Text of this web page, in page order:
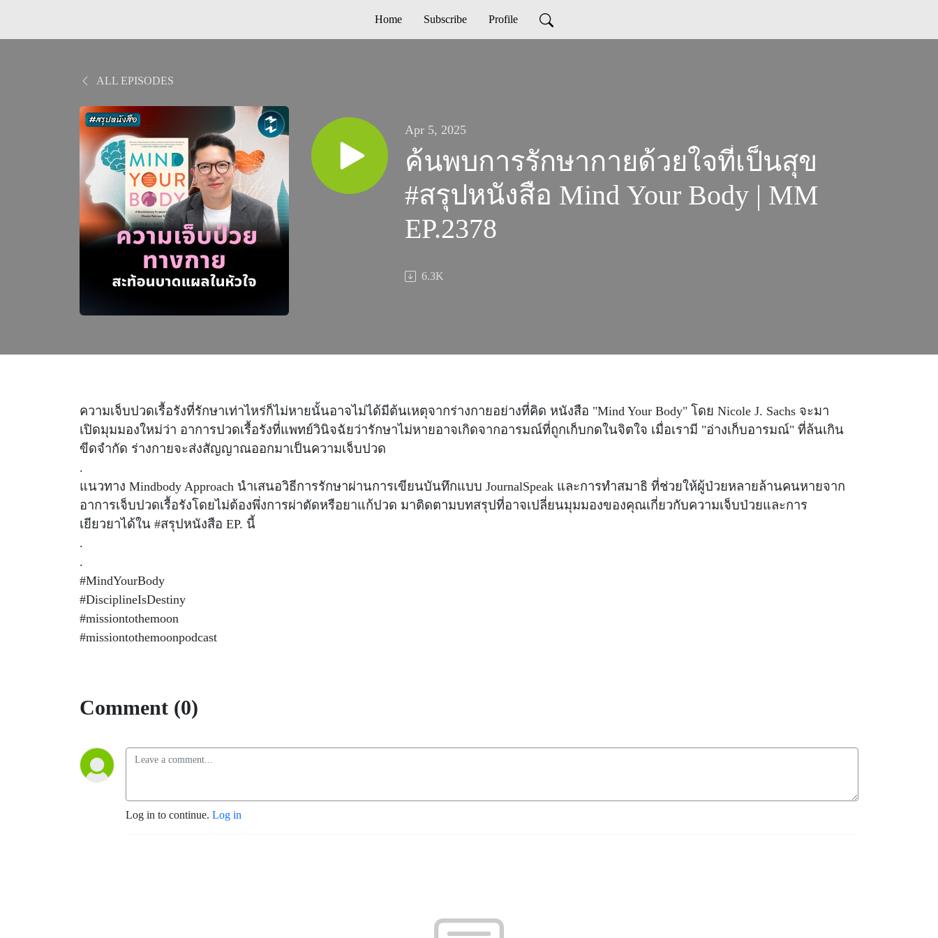
Home Subscribe Profile
ALL EPISODES
Apr 5, 2025
ค้นพบการรักษากายด้วยใจที่เป็นสุข
#สรุปหนังสือ Mind Your Body | MM
EP.2378
6.3K
ความเจ็บปวดเรื้อรังที่รักษาเท่าไหร่ก็ไม่หายนั้นอาจไม่ได้มีต้นเหตุจากร่างกายอย่างที่คิด หนังสือ "Mind Your Body" โดย Nicole J. Sachs จะมา
เปิดมุมมองใหม่ว่า อาการปวดเรื้อรังที่แพทย์วินิจฉัยว่ารักษาไม่หายอาจเกิดจากอารมณ์ที่ถูกเก็บกดในจิตใจ เมื่อเรามี "อ่างเก็บอารมณ์" ที่ล้นเกิน
ขีดจำกัด ร่างกายจะส่งสัญญาณออกมาเป็นความเจ็บปวด
.
แนวทาง Mindbody Approach นำเสนอวิธีการรักษาผ่านการเขียนบันทึกแบบ JournalSpeak และการทำสมาธิ ที่ช่วยให้ผู้ป่วยหลายล้านคนหายจาก
อาการเจ็บปวดเรื้อรังโดยไม่ต้องพึ่งการผ่าตัดหรือยาแก้ปวด มาติดตามบทสรุปที่อาจเปลี่ยนมุมมองของคุณเกี่ยวกับความเจ็บป่วยและการ
เยียวยาได้ใน #สรุปหนังสือ EP. นี้
.
.
#MindYourBody
#DisciplineIsDestiny
#missiontothemoon
#missiontothemoonpodcast
Comment (0)
Log in to continue. Log in